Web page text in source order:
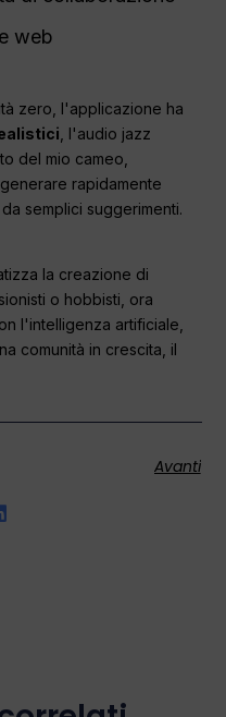
web
zero, l'applicazione ha
, l'audio jazz
del mio cameo,
rapidamente
semplici suggerimenti.
la creazione di
o hobbisti, ora
l'intelligenza artificiale,
comunità in crescita, il
Avanti